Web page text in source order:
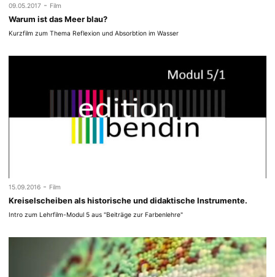
09.05.2017 - Film
Warum ist das Meer blau?
Kurzfilm zum Thema Reflexion und Absorbtion im Wasser
15.09.2016 - Film
Kreiselscheiben als historische und didaktische Instrumente.
Intro zum Lehrfilm-Modul 5 aus "Beiträge zur Farbenlehre"